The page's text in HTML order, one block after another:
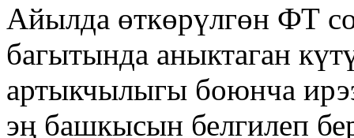
Айылда өткөрүлгөн ФТ
багытында аныктаган
артыкчылыгы боюнча
эң башкысын белгилеп